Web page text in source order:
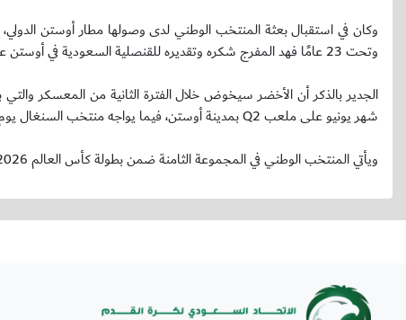
وكان في استقبال بعثة المنتخب الوطني لدى وصولها مطار أوستن الدولي،
وتحت 23 عامًا فهد المفرج شكره وتقديره للقنصلية السعودية في أوستن على حفاوة الاستقبال وتسهيل إجراءات الوصول.
الجدير بالذكر أن الأخضر سيخوض خلال الفترة الثانية من المعسكر
شهر يونيو على ملعب Q2 بمدينة أوستن، فيما يواجه منتخب السنغال يوم الثلاثاء التاسع من الشهر ذاته على ملعب نادي سان أنطونيو بمدينة سان أنطونيو.
ويأتي المنتخب الوطني في المجموعة الثامنة ضمن بطولة كأس العالم FIFA 2026™، إلى جانب منتخبات إسبانيا، الأوروغواي، والرأس الأخضر.